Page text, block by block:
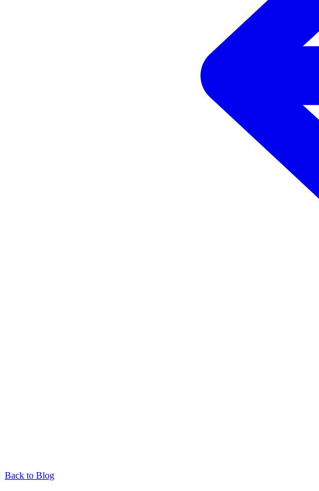
Back to Blog